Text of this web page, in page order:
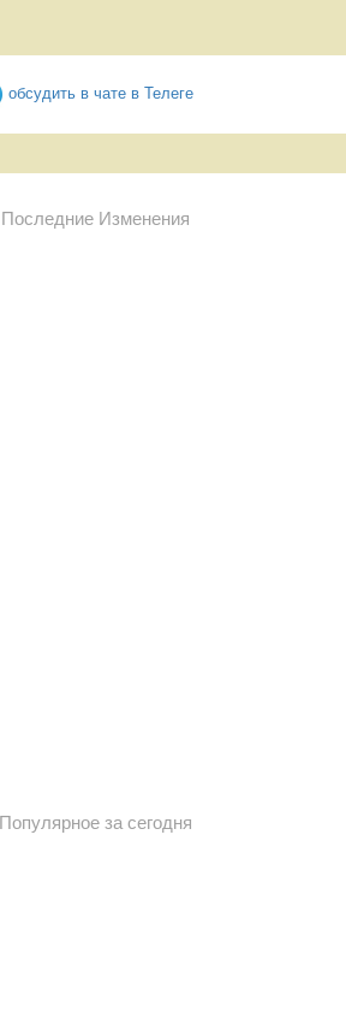
обсудить в чате в Телеге
Последние Изменения
Популярное за сегодня